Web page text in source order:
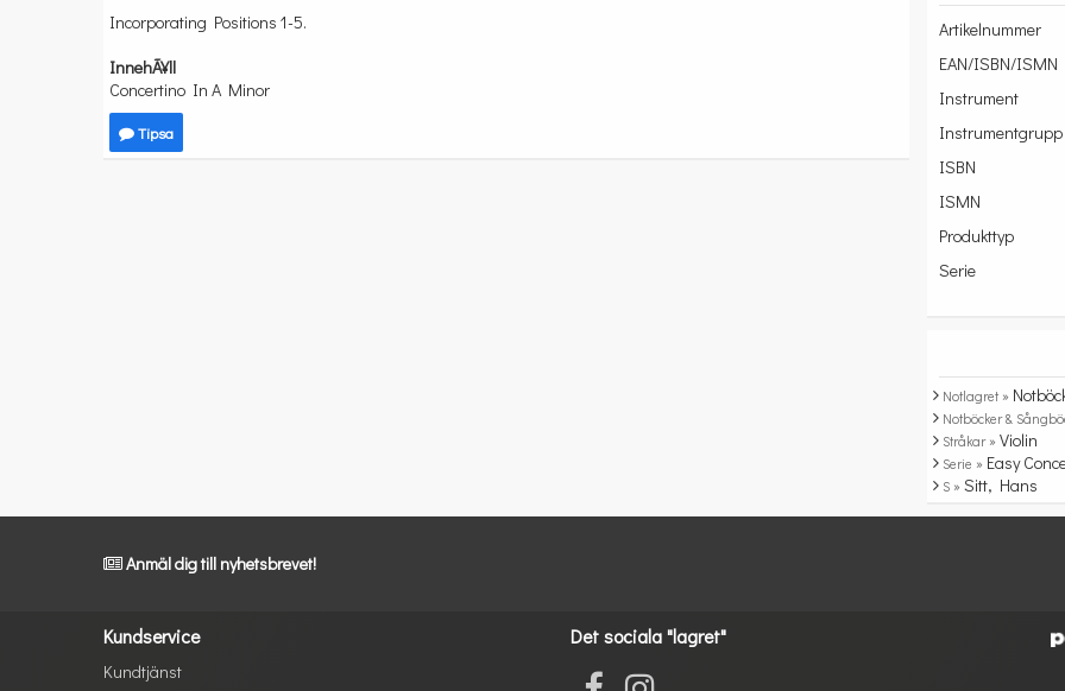
Incorporating Positions 1-5.
InnehÃ¥ll
Concertino In A Minor
Tipsa
Artikelnummer
EAN/ISBN/ISMN
Instrument
Instrumentgrupp
ISBN
ISMN
Produkttyp
Serie
Notlagret »
Notböcker &
Stråkar »Violin
Serie » Easy
S »Sitt, Hans
Anmäl dig till nyhetsbrevet!
Kundservice
Kundtjänst
Det sociala "lagret"